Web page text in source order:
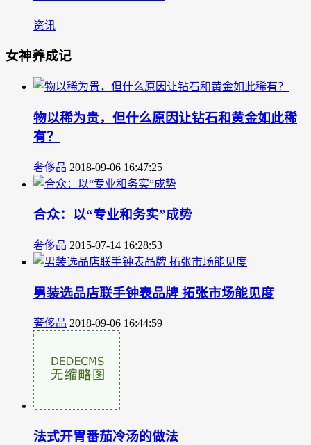
资讯
女神养成记
物以稀为贵，但什么原因让钻石和黄金如此稀
有？
奢侈品 2018-09-06 16:47:25
合众：以“专业和务实”成势
奢侈品 2015-07-14 16:28:53
男装选品店联手钟表品牌 拓张市场能见度
奢侈品 2018-09-06 16:44:59
法式开胃番茄冷汤的做法